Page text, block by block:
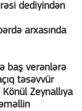
dediyindən
arxasında
baş verənlərə
təsəvvür
Zeynallıya